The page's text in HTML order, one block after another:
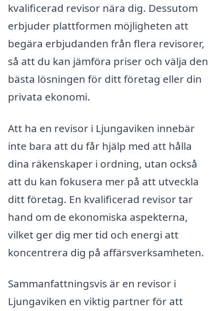
kvalificerad revisor nära dig. Dessutom
erbjuder plattformen möjligheten att
begära erbjudanden från flera revisorer,
så att du kan jämföra priser och välja den
bästa lösningen för ditt företag eller din
privata ekonomi.
Att ha en revisor i Ljungaviken innebär
inte bara att du får hjälp med att hålla
dina räkenskaper i ordning, utan också
att du kan fokusera mer på att utveckla
ditt företag. En kvalificerad revisor tar
hand om de ekonomiska aspekterna,
vilket ger dig mer tid och energi att
koncentrera dig på affärsverksamheten.
Sammanfattningsvis är en revisor i
Ljungaviken en viktig partner för att